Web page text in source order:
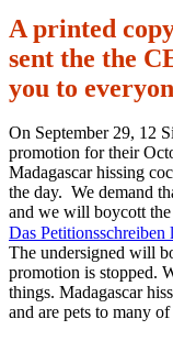
A printed
sent the the
you to
On September 29, 12
promotion for their
Madagascar hissing
the day. We demand
and we will boycott the
Das Petitionsschreiben
The undersigned will
promotion is stopped.
things. Madagascar
and are pets to many